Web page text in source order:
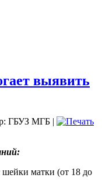
выявить
ГБУЗ МГБ |
шейки матки (от 18 до